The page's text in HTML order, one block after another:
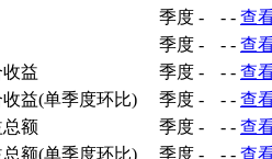
季度 - - - 查
季度 - - - 查
益
季度 - - - 查
益(单季度环比)
季度 - - - 查
额
季度 - - - 查
额(单季度环比)
季度 - - - 查